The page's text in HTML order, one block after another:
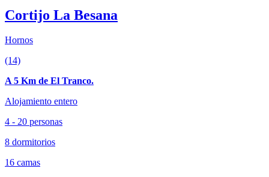
Cortijo La Besana
Hornos
(14)
A 5 Km de El Tranco.
Alojamiento entero
4 - 20 personas
8 dormitorios
16 camas